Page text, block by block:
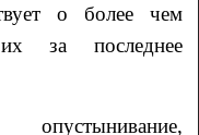
о более чем
их за последнее